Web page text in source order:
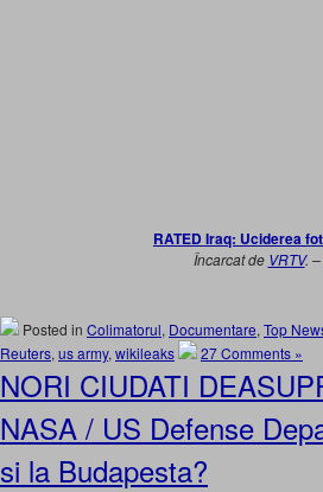
RATED Iraq: Uciderea
Încarcat de VRTV. –
Posted in Colimatorul, Documentare, Top
Reuters, us army, wikileaks 27 Comments »
NORI CIUDATI
NASA / US Defense
si la Budapesta?